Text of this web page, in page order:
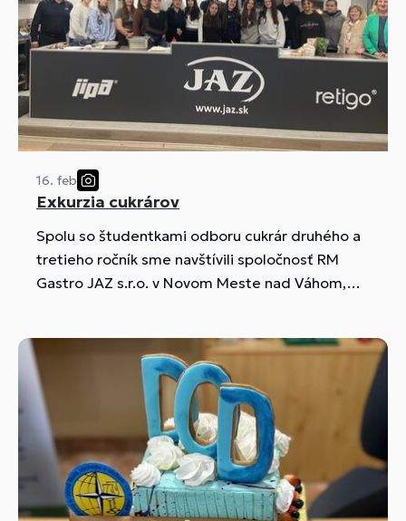
16. feb
Exkurzia cukrárov
Spolu so študentkami odboru cukrár druhého a
tretieho ročník sme navštívili spoločnosť RM
Gastro JAZ s.r.o. v Novom Meste nad Váhom,